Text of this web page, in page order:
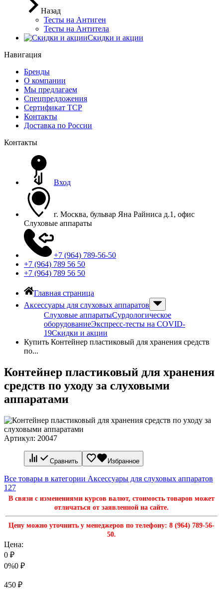
Назад
Тесты на Антиген
Тесты на Антитела
Скидки и акции
Навигация
Бренды
О компании
Мы предлагаем
Спецпредложения
Сертификат ТСР
Контакты
Доставка по России
Контакты
Вход
г. Москва, бульвар Яна Райниса д.1, офис
Слуховые аппараты
+7 (964) 789-56-50
+7 (964) 789 56 50
+7 (964) 789 56 50
Главная страница
Аксессуары для слуховых аппаратов
Слуховые аппаратыСурдологическое
оборудованиеЭкспресс-тесты на COVID-
19Скидки и акции
Купить Контейнер пластиковый для хранения средств
по...
Контейнер пластиковый для хранения
средств по уходу за слуховыми
аппаратами
Артикул: 20047
Сравнить Избранное
Все товары в категории Аксессуары для слуховых аппаратов
127
В связи с изменениями курсов валют, стоимость товаров может
отличаться от заявленной на сайте.
Цену можно уточнить у менеджеров по телефону: 8 (964) 789-56-
50.
Цена:
0 ₽
0%0 ₽
450 ₽